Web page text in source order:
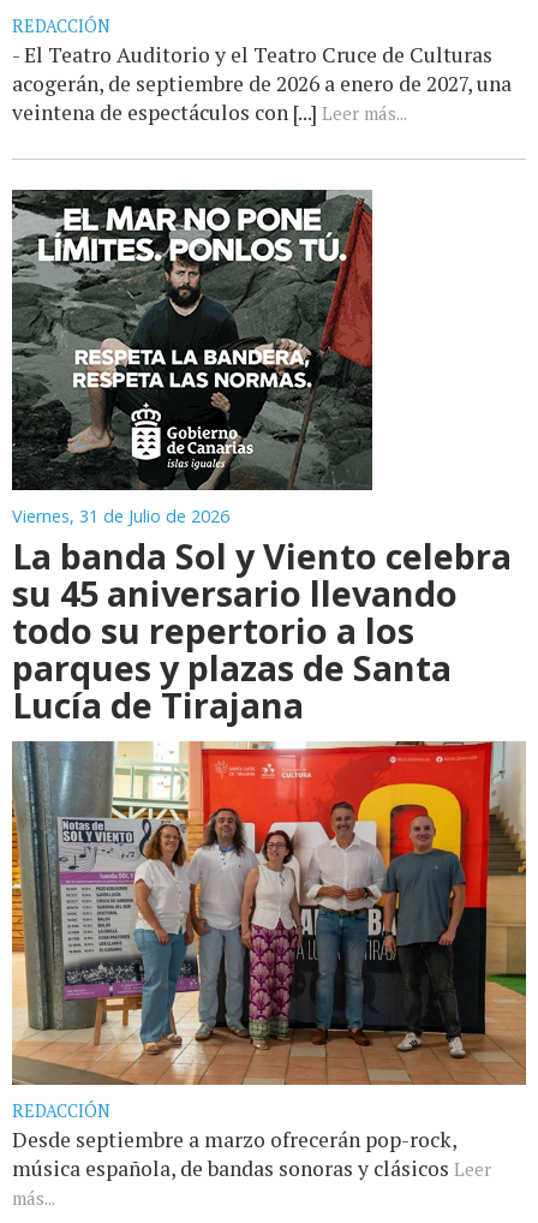
REDACCIÓN
- El Teatro Auditorio y el Teatro Cruce de Culturas
acogerán, de septiembre de 2026 a enero de 2027, una
veintena de espectáculos con [...] Leer más...
Viernes, 31 de Julio de 2026
La banda Sol y Viento celebra
su 45 aniversario llevando
todo su repertorio a los
parques y plazas de Santa
Lucía de Tirajana
REDACCIÓN
Desde septiembre a marzo ofrecerán pop-rock,
música española, de bandas sonoras y clásicos Leer
más...